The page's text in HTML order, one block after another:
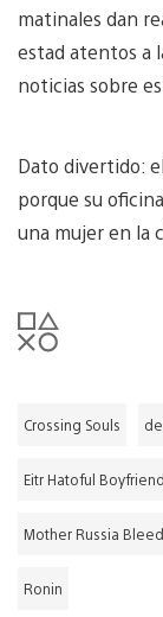
matinales dan
estad atentos a
noticias sobre
Dato divertido:
porque su
una mujer en la
Crossing Souls
Eitr Hatoful
Mother Russia
Ronin